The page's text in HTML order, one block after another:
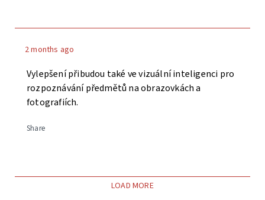
2 months ago
Vylepšení přibudou také ve vizuální inteligenci pro
rozpoznávání předmětů na obrazovkách a
fotografiích.
Share
LOAD MORE